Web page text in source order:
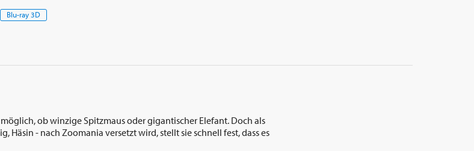
Blu-ray 3D
ob winzige Spitzmaus oder gigantischer Elefant. Doch als
Häsin - nach Zoomania versetzt wird, stellt sie schnell fest, dass es